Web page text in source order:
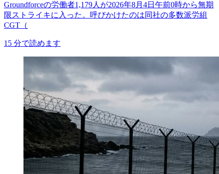
Groundforceの労働者1,179人が2026年8月4日午前0時から無期
限ストライキに入った。呼びかけたのは同社の多数派労組
CGT（
15 分で読めます